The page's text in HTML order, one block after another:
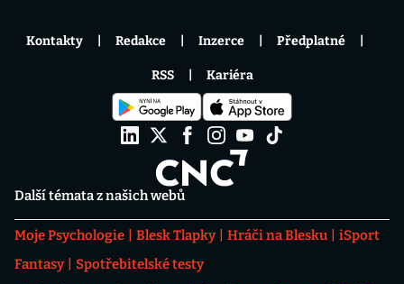
Další témata z našich webů
Moje Psychologie Blesk Tlapky Hráči na Blesku
iSport
Fantasy
Spotřebitelské testy
Kontakty Redakce Inzerce Předplatné
RSS Kariéra